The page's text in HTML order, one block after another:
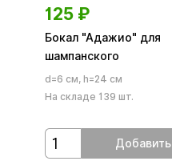
125 ₽
Бокал "Адажио" для
шампанского
d=6 см, h=24 см
На складе 139 шт.
Добавить